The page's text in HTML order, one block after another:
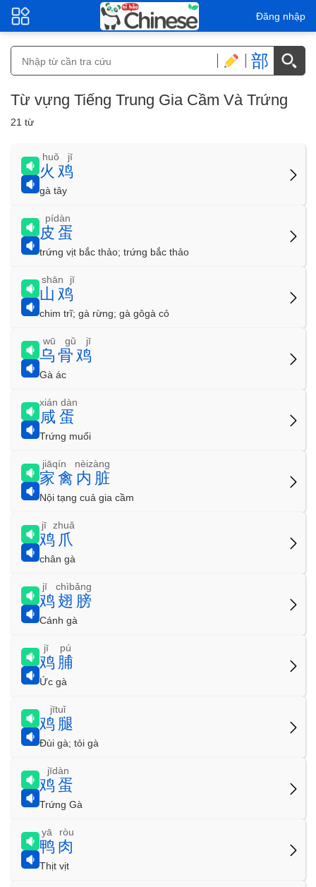
Đăng nhập
部
Từ vựng Tiếng Trung Gia Cầm Và Trứng
21 từ
火鸡
huǒ jī
gà tây
皮蛋
pídàn
trứng vịt bắc thảo; trứng bắc thảo
山鸡
shān jī
chim trĩ; gà rừng; gà gôgà cỏ
乌骨鸡
wū gǔ jī
Gà ác
咸蛋
xián dàn
Trứng muối
家禽内脏
jiāqín nèizàng
Nội tạng cuả gia cầm
鸡爪
jī zhuǎ
chân gà
鸡翅膀
jī chìbǎng
Cánh gà
鸡脯
jī pú
Ức gà
鸡腿
jītuǐ
Đùi gà; tỏi gà
鸡蛋
jīdàn
Trứng Gà
鸭肉
yā ròu
Thịt vịt